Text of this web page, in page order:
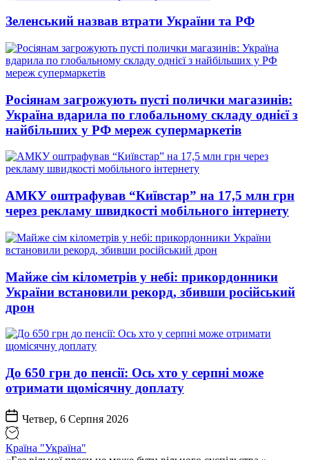
Зеленський назвав втрати України та РФ
Росіянам загрожують пусті полички магазинів:
Україна вдарила по глобальному складу однієї з
найбільших у РФ мереж супермаркетів
АМКУ оштрафував “Київстар” на 17,5 млн грн
через рекламу швидкості мобільного інтернету
Майже сім кілометрів у небі: прикордонники
України встановили рекорд, збивши російський
дрон
До 650 грн до пенсії: Ось хто у серпні може
отримати щомісячну доплату
Четвер, 6 Серпня 2026
Країна "Україна"